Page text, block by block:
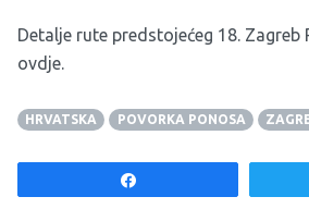
Detalje rute predstojećeg 18. Zagreb
ovdje.
HRVATSKA POVORKA PONOSA